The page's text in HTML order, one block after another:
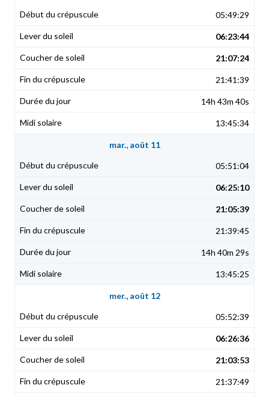
05:49:29
06:23:44
21:07:24
21:41:39
14h 43m 40s
13:45:34
mar., août 11
05:51:04
06:25:10
21:05:39
21:39:45
14h 40m 29s
13:45:25
mer., août 12
05:52:39
06:26:36
21:03:53
21:37:49